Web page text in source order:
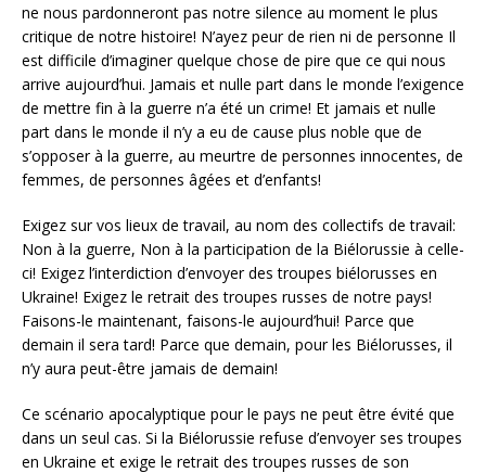
ne nous pardonneront pas notre silence au moment le plus
critique de notre histoire! N’ayez peur de rien ni de personne Il
est difficile d’imaginer quelque chose de pire que ce qui nous
arrive aujourd’hui. Jamais et nulle part dans le monde l’exigence
de mettre fin à la guerre n’a été un crime! Et jamais et nulle
part dans le monde il n’y a eu de cause plus noble que de
s’opposer à la guerre, au meurtre de personnes innocentes, de
femmes, de personnes âgées et d’enfants!
Exigez sur vos lieux de travail, au nom des collectifs de travail:
Non à la guerre, Non à la participation de la Biélorussie à celle-
ci! Exigez l’interdiction d’envoyer des troupes biélorusses en
Ukraine! Exigez le retrait des troupes russes de notre pays!
Faisons-le maintenant, faisons-le aujourd’hui! Parce que
demain il sera tard! Parce que demain, pour les Biélorusses, il
n’y aura peut-être jamais de demain!
Ce scénario apocalyptique pour le pays ne peut être évité que
dans un seul cas. Si la Biélorussie refuse d’envoyer ses troupes
en Ukraine et exige le retrait des troupes russes de son